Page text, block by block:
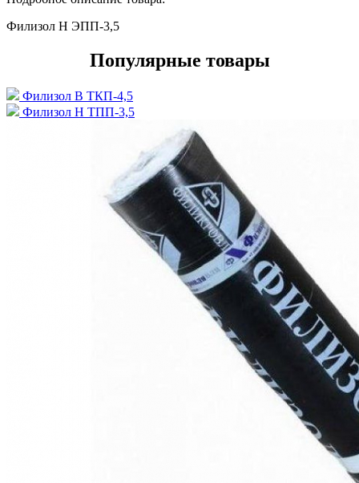
Филизол Н ЭПП-3,5
Популярные товары
Филизол В ТКП-4,5
Филизол Н ТПП-3,5